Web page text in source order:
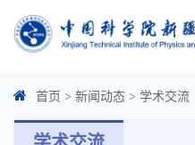
首页 > 新闻动态 > 学术交流